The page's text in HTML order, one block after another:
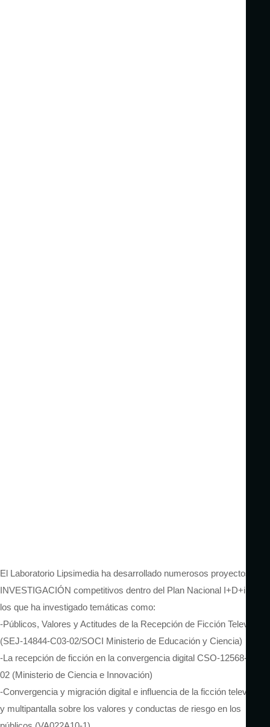
El Laboratorio Lipsimedia ha desarrollado numerosos proyectos de
INVESTIGACIÓN competitivos dentro del Plan Nacional I+D+i en
los que ha investigado temáticas como:
-Públicos, Valores y Actitudes de la Recepción de Ficción Televisiva
(SEJ-14844-C03-02/SOCI Ministerio de Educación y Ciencia)
-La recepción de ficción en la convergencia digital CSO-12568-C03-
02 (Ministerio de Ciencia e Innovación)
-Convergencia y migración digital e influencia de la ficción televisiva
y multipantalla sobre los valores y conductas de riesgo en los